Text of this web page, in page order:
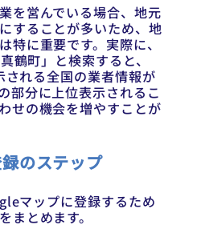
を営んでいる場合、地元
することが多いため、地
特に重要です。実際に、
鶴町」と検索すると、
れる全国の業者情報が
部分に上位表示されるこ
せの機会を増やすことが
のステップ
マップに登録するため
まとめます。